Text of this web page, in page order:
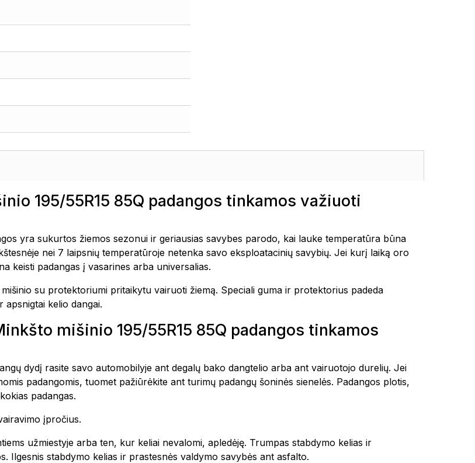
195/55R15 85Q padangos tinkamos važiuoti
yra sukurtos žiemos sezonui ir geriausias savybes parodo, kai lauke temperatūra būna
nei 7 laipsnių temperatūroje netenka savo eksploatacinių savybių. Jei kurį laiką oro
keisti padangas į vasarines arba universalias.
su protektoriumi pritaikytu vairuoti žiemą. Speciali guma ir protektorius padeda
apsnigtai kelio dangai.
mišinio 195/55R15 85Q padangos tinkamos
dydį rasite savo automobilyje ant degalų bako dangtelio arba ant vairuotojo durelių. Jei
padangomis, tuomet pažiūrėkite ant turimų padangų šoninės sienelės. Padangos plotis,
padangas.
įpročius.
užmiestyje arba ten, kur keliai nevalomi, apledėję. Trumpas stabdymo kelias ir
Ilgesnis stabdymo kelias ir prastesnės valdymo savybės ant asfalto.